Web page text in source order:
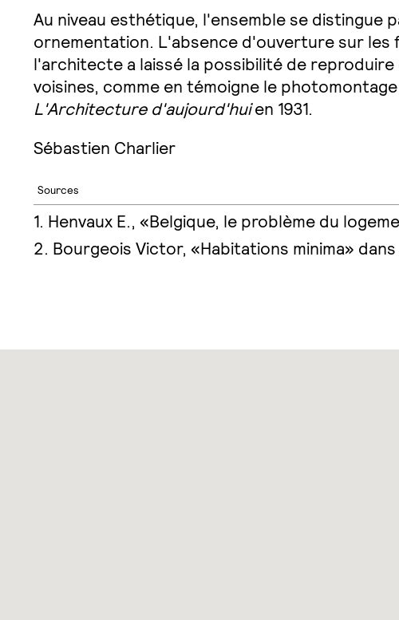
Au niveau esthétique, l'ensemble se distingue
ornementation. L'absence d'ouverture sur les
l'architecte a laissé la possibilité de
voisines, comme en témoigne le
L'Architecture d'aujourd'huien 1931.
Sébastien Charlier
Sources
Henvaux E., «Belgique, le problème du
Bourgeois Victor, «Habitations minima» dans